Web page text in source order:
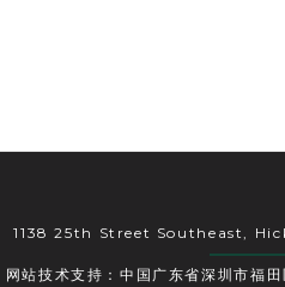
1138 25th Street Southeast,
网站技术支持：中国广东省深圳市福